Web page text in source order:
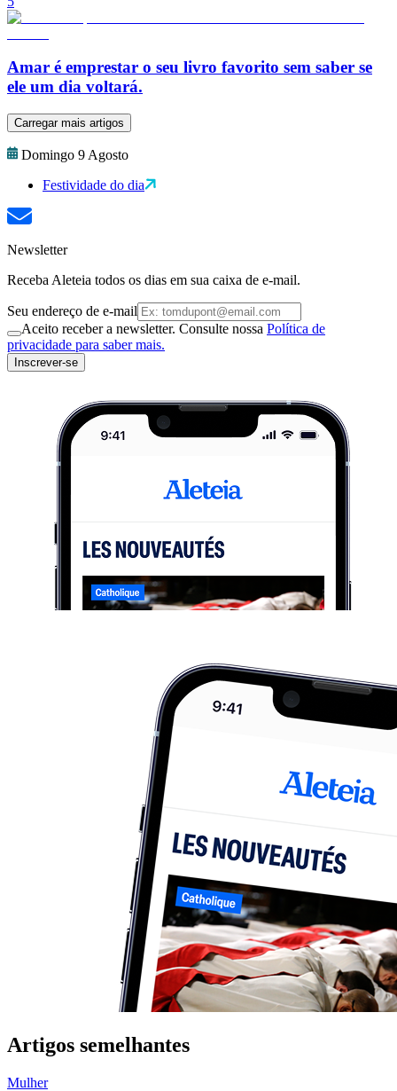
Amar é emprestar o seu livro favorito sem saber se
ele um dia voltará.
Carregar mais artigos
Domingo 9 Agosto
Festividade do dia
Newsletter
Receba Aleteia todos os dias em sua caixa de e-mail.
Seu endereço de e-mail
Aceito receber a newsletter. Consulte nossa Política de
privacidade para saber mais.
Inscrever-se
Artigos semelhantes
Mulher